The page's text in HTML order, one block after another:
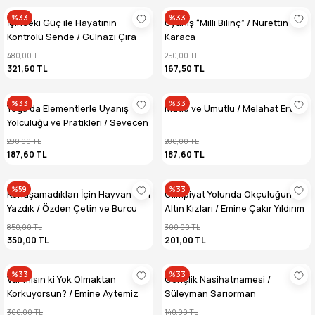
%33
İçindeki Güç ile Hayatının
Kontrolü Sende / Gülnazı Çıra
Yüce
480,00 TL
321,60 TL
%33
Uyanış “Milli Bilinç” / Nurettin
Karaca
250,00 TL
167,50 TL
%33
Yoga'da Elementlerle Uyanış
Yolculuğu ve Pratikleri / Sevecen
Oktay
280,00 TL
187,60 TL
%33
Mutlu ve Umutlu / Melahat Erten
280,00 TL
187,60 TL
%59
Konuşamadıkları İçin Hayvan Gibi
Yazdık / Özden Çetin ve Burcu
Öner
850,00 TL
350,00 TL
%33
Olimpiyat Yolunda Okçuluğun
Altın Kızları / Emine Çakır Yıldırım
300,00 TL
201,00 TL
%33
Var mısın ki Yok Olmaktan
Korkuyorsun? / Emine Aytemiz
Kutluata
300,00 TL
%33
Gençlik Nasihatnamesi /
Süleyman Sarıorman
140,00 TL